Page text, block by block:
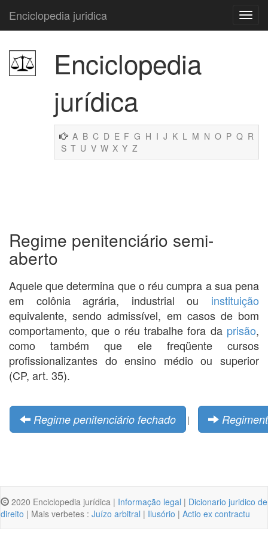
Enciclopedia juridica
Enciclopedia
jurídica
A B C D E F G H I J K L M N O P Q R
S T U V W X Y Z
Regime penitenciário semi-
aberto
Aquele que determina que o réu cumpra a sua pena
em colônia agrária, industrial ou instituição
equivalente, sendo admissível, em casos de bom
comportamento, que o réu trabalhe fora da prisão,
como também que ele freqüente cursos
profissionalizantes do ensino médio ou superior
(CP, art. 35).
Regime penitenciário fechado |
2020 Enciclopedia jurídica | Informação legal | Dicionario juridico de
direito | Mais verbetes : Juízo arbitral | Ilusório | Actio ex contractu